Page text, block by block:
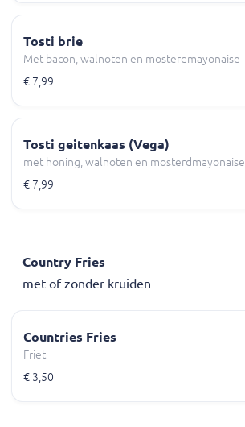
Tosti brie
Met bacon, walnoten en mosterdmayonaise
€ 7,99
Tosti geitenkaas (Vega)
met honing, walnoten en mosterdmayonaise
€ 7,99
Country Fries
met of zonder kruiden
Countries Fries
Friet
€ 3,50